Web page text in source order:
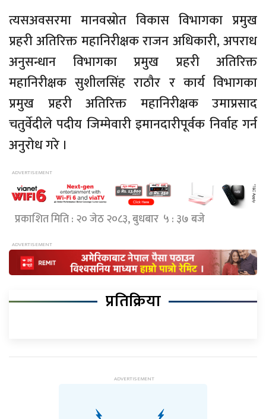
त्यसअवसरमा मानवस्रोत विकास विभागका प्रमुख
प्रहरी अतिरिक्त महानिरीक्षक राजन अधिकारी, अपराध
अनुसन्धान विभागका प्रमुख प्रहरी अतिरिक्त
महानिरीक्षक सुशीलसिंह राठौर र कार्य विभागका
प्रमुख प्रहरी अतिरिक्त महानिरीक्षक उमाप्रसाद
चतुर्वेदीले पदीय जिम्मेवारी इमानदारीपूर्वक निर्वाह गर्न
अनुरोध गरे ।
प्रकाशित मिति : २० जेठ २०८३, बुधबार ५ : ३७ बजे
प्रतिक्रिया